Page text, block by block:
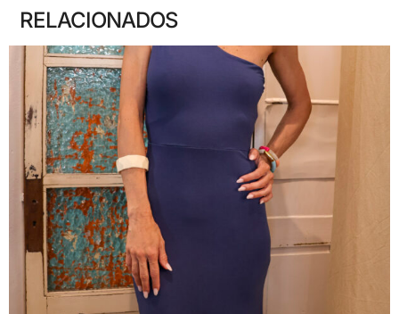
RELACIONADOS